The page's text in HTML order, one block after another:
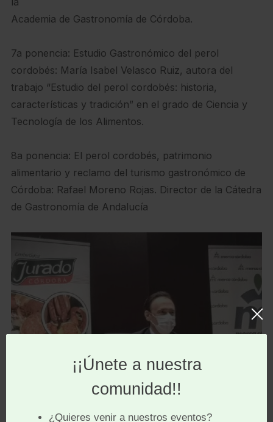
Academia de Gastronomía de Córdoba.
7a ponencia: Estudio Gastronómico del perol
cordobés: María Isabel Velasco Ruiz, autora del
trabajo “Estudio del perol cordobés: historia,
características y tradición” en el grado de Ciencia y
Tecnología de los Alimentos.
8a ponencia: El perol cordobés, patrimonio
alimentario y reclamo del turismo gastronómico de
Córdoba: Rafael Moreno Rojas. Director de la Cátedra
de Gastronomía de Andalucía